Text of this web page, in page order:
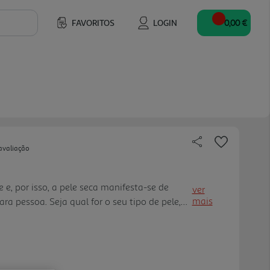
FAVORITOS LOGIN 0,00 €
e, por isso, a pele seca manifesta-se de
pessoa. Seja qual for o seu tipo de pele,
si. O gel de banho Dove Advanced Care
durante 24 horas devido à nova
Uma fórmula que proporciona
ver
mais